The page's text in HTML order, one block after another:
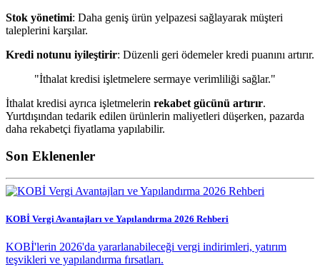
Stok yönetimi: Daha geniş ürün yelpazesi sağlayarak müşteri
taleplerini karşılar.
Kredi notunu iyileştirir: Düzenli geri ödemeler kredi puanını artırır.
"İthalat kredisi işletmelere sermaye verimliliği sağlar."
İthalat kredisi ayrıca işletmelerin rekabet gücünü artırır.
Yurtdışından tedarik edilen ürünlerin maliyetleri düşerken, pazarda
daha rekabetçi fiyatlama yapılabilir.
Son Eklenenler
KOBİ Vergi Avantajları ve Yapılandırma 2026 Rehberi
KOBİ'lerin 2026'da yararlanabileceği vergi indirimleri, yatırım
teşvikleri ve yapılandırma fırsatları.